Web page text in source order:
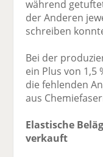
während
der Anderen
schreiben
Bei der
ein Plus von 1,5
die fehlenden
aus
Elastische
verkauft